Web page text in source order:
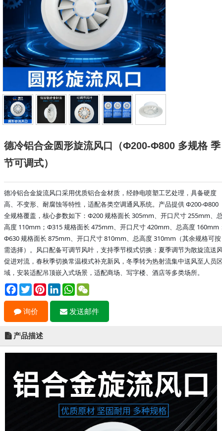
德冷铝合金圆形旋流风口（Φ200-Φ800 多规格 季
节可调式）
德冷铝合金旋流风口采用优质铝合金材质，经静电喷塑工艺处理，具备硬度
高、不变形、耐腐蚀等特性，适配各类空调通风系统。产品提供 Φ200-Φ800
全规格覆盖，核心参数如下：Φ200 规格面长 305mm、开口尺寸 255mm、
高度 110mm；Φ315 规格面长 475mm、开口尺寸 420mm、总高度 160mm
Φ630 规格面长 875mm、开口尺寸 810mm、总高度 310mm（其余规格可按
需选择）。风口配备可调节风叶，支持季节模式切换：夏季调节为散旋流送
促进对流，春秋季切换常温模式补充新风，冬季转为热射流集中送风至人员
域，安装适配吊顶嵌入式场景，适配商场、写字楼、酒店等多类场所。
Facebook
TwitterPinterestLinkedInWhatsApp
询价 发送邮件
产品描述